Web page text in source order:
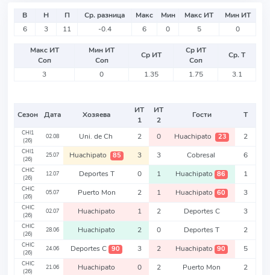
В Н П Ср. разница Макс Мин Макс ИТ
Мин ИТ
6
3 11 -0.4 6 0 5 0
Макс ИТ
Соп
Мин ИТ
Соп
Ср ИТ
Ср ИТ
Соп
Ср. Т
3
0 1.35 1.75 3.1
Сезон Дата Хозяева
ИТ
1
ИТ
2
Гости Т
CHI1
(26)
02.08 Uni. de Ch 2 0 Huachipato 23 2
CHI1
(26)
25.07 Huachipato 85 3 3 Cobresal 6
CHIC
(26)
12.07 Deportes T 0 1 Huachipato 86 1
CHIC
(26)
05.07 Puerto Mon 2 1 Huachipato 60 3
CHIC
(26)
02.07 Huachipato 1 2 Deportes C 3
CHIC
(26)
28.06 Huachipato 2 0 Deportes T 2
CHIC
(26)
24.06 Deportes C 90 3 2 Huachipato 90 5
CHIC
(26)
21.06 Huachipato 0 2 Puerto Mon 2